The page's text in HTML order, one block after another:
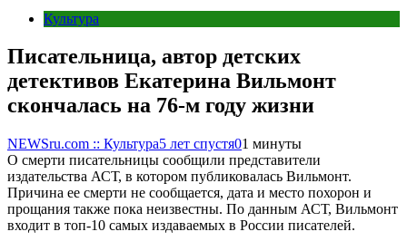
Культура
Писательница, автор детских
детективов Екатерина Вильмонт
скончалась на 76-м году жизни
NEWSru.com :: Культура5 лет спустя01 минуты
О смерти писательницы сообщили представители
издательства АСТ, в котором публиковалась Вильмонт.
Причина ее смерти не сообщается, дата и место похорон и
прощания также пока неизвестны. По данным АСТ, Вильмонт
входит в топ-10 самых издаваемых в России писателей.